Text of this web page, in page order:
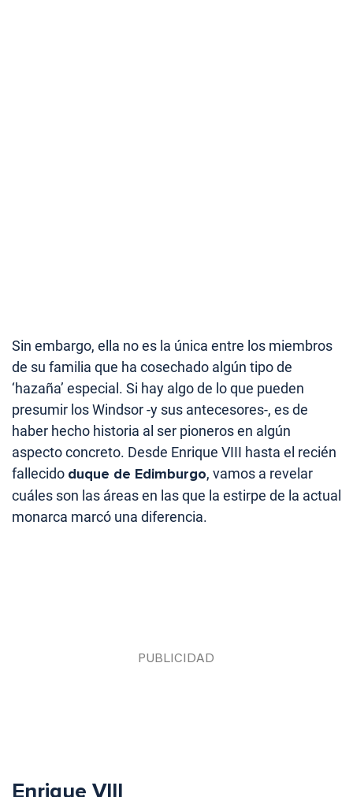
Sin embargo, ella no es la única entre los miembros
de su familia que ha cosechado algún tipo de
‘hazaña’ especial. Si hay algo de lo que pueden
presumir los Windsor -y sus antecesores-, es de
haber hecho historia al ser pioneros en algún
aspecto concreto. Desde Enrique VIII hasta el recién
fallecido duque de Edimburgo, vamos a revelar
cuáles son las áreas en las que la estirpe de la actual
monarca marcó una diferencia.
Enrique VIII